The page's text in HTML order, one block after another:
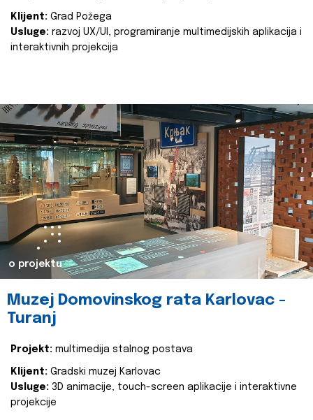
Klijent: Grad Požega
Usluge: razvoj UX/UI, programiranje multimedijskih aplikacija i
interaktivnih projekcija
o projektu
Muzej Domovinskog rata Karlovac -
Turanj
Projekt: multimedija stalnog postava
Klijent: Gradski muzej Karlovac
Usluge: 3D animacije, touch-screen aplikacije i interaktivne
projekcije